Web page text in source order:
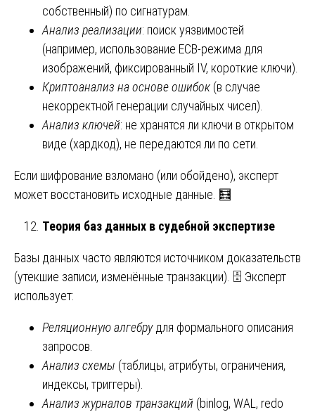
собственный) по сигнатурам.
Анализ реализации: поиск уязвимостей
(например, использование ECB-режима для
изображений, фиксированный IV, короткие ключи).
Криптоанализ на основе ошибок (в случае
некорректной генерации случайных чисел).
Анализ ключей: не хранятся ли ключи в открытом
виде (хардкод), не передаются ли по сети.
Если шифрование взломано (или обойдено), эксперт
может восстановить исходные данные. 🧮
Теория баз данных в судебной экспертизе
Базы данных часто являются источником доказательств
(утекшие записи, изменённые транзакции). 🗄️ Эксперт
использует:
Реляционную алгебрудля формального описания
запросов.
Анализ схемы (таблицы, атрибуты, ограничения,
индексы, триггеры).
Анализ журналов транзакций (binlog, WAL, redo